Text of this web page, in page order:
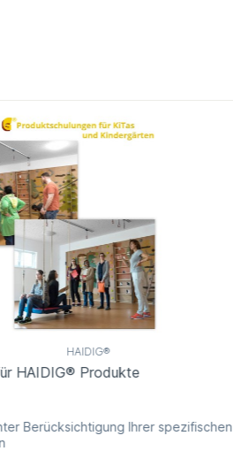
HAIDIG®
HAIDIG® Produkte
Berücksichtigung Ihrer spezifischen